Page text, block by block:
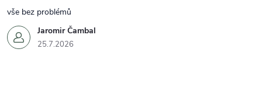
Jaromir Čambal
25.7.2026
vše bez problémů